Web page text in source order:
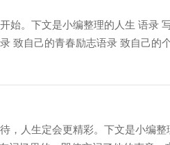
始。下文是小编整理的人生 语录
致自己的青春励志语录 致自己的
，人生定会更精彩。下文是小编